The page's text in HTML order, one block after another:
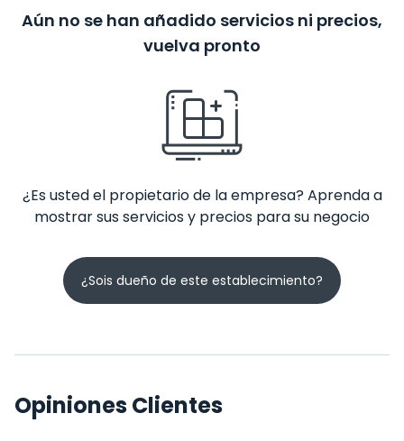
Aún no se han añadido servicios ni precios,
vuelva pronto
¿Es usted el propietario de la empresa? Aprenda a
mostrar sus servicios y precios para su negocio
¿Sois dueño de este establecimiento?
Opiniones Clientes